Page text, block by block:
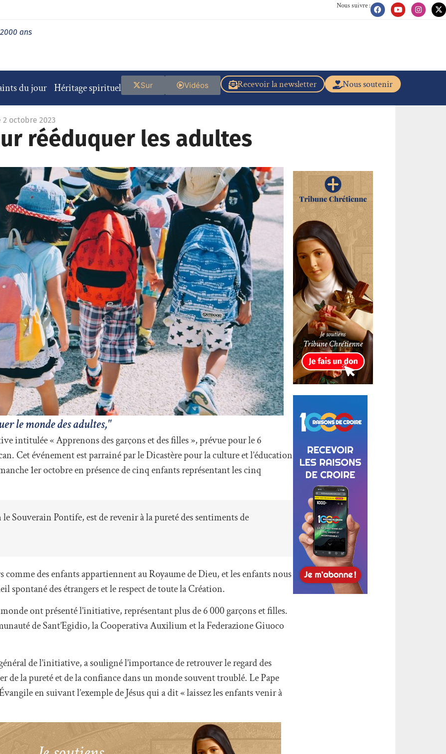
Nous suivre :
ans
du jour Héritage spirituel Nous soutenir
Recevoir la newsletter
Vidéos
Sur
octobre 2023
rééduquer les adultes
le monde des adultes,"
intitulée « Apprenons des garçons et des filles », prévue pour le 6
Cet événement est parrainé par le Dicastère pour la culture et l’éducation
1er octobre en présence de cinq enfants représentant les cinq
Souverain Pontife, est de revenir à la pureté des sentiments de
comme des enfants appartiennent au Royaume de Dieu, et les enfants nous
spontané des étrangers et le respect de toute la Création.
ont présenté l’initiative, représentant plus de 6 000 garçons et filles.
de Sant’Egidio, la Cooperativa Auxilium et la Federazione Giuoco
de l’initiative, a souligné l’importance de retrouver le regard des
de la pureté et de la confiance dans un monde souvent troublé. Le Pape
en suivant l’exemple de Jésus qui a dit « laissez les enfants venir à